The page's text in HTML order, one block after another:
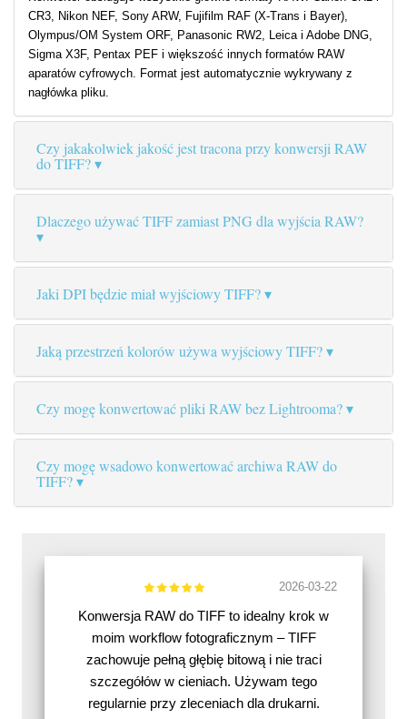
CR3, Nikon NEF, Sony ARW, Fujifilm RAF (X-Trans i Bayer),
Olympus/OM System ORF, Panasonic RW2, Leica i Adobe DNG,
Sigma X3F, Pentax PEF i większość innych formatów RAW
aparatów cyfrowych. Format jest automatycznie wykrywany z
nagłówka pliku.
Czy jakakolwiek jakość jest tracona przy konwersji RAW
do TIFF?
Dlaczego używać TIFF zamiast PNG dla wyjścia RAW?
Jaki DPI będzie miał wyjściowy TIFF?
Jaką przestrzeń kolorów używa wyjściowy TIFF?
Czy mogę konwertować pliki RAW bez Lightrooma?
Czy mogę wsadowo konwertować archiwa RAW do
TIFF?
2026-03-22
Konwersja RAW do TIFF to idealny krok w
moim workflow fotograficznym – TIFF
zachowuje pełną głębię bitową i nie traci
szczegółów w cieniach. Używam tego
regularnie przy zleceniach dla drukarni.